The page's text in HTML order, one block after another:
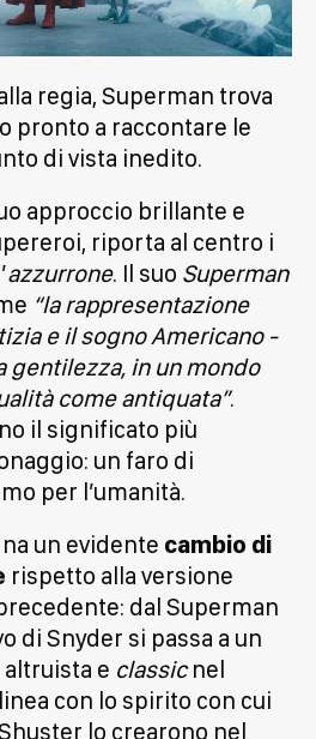
regia, Superman trova
pronto a raccontare le
di vista inedito.
approccio brillante e
riporta al centro i
azzurrone. Il suo Superman
“la rappresentazione
e il sogno Americano -
gentilezza, in un mondo
come antiquata”.
il significato più
un faro di
per l’umanità.
un evidente cambio di
rispetto alla versione
dal Superman
di Snyder si passa a un
e classicnel
con lo spirito con cui
lo crearono nel